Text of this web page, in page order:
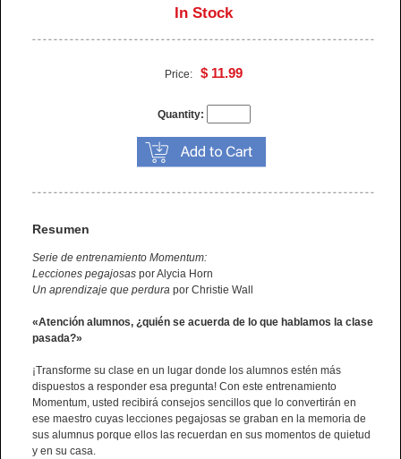
In Stock
Price:$ 11.99
Quantity:
Resumen
Serie de entrenamiento Momentum:
Lecciones pegajosas por Alycia Horn
Un aprendizaje que perdura por Christie Wall
«Atención alumnos, ¿quién se acuerda de lo que hablamos la clase
pasada?»
¡Transforme su clase en un lugar donde los alumnos estén más
dispuestos a responder esa pregunta! Con este entrenamiento
Momentum, usted recibirá consejos sencillos que lo convertirán en
ese maestro cuyas lecciones pegajosas se graban en la memoria de
sus alumnus porque ellos las recuerdan en sus momentos de quietud
y en su casa.